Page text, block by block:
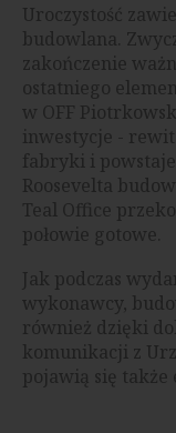
Uroczystość
budowlana.
zakończenie
ostatniego
w OFF
inwestycje -
fabryki i powstaje
Roosevelta
Teal Office
połowie gotowe.
Jak podczas
wykonawcy,
również dzięki
komunikacji z
pojawią się także